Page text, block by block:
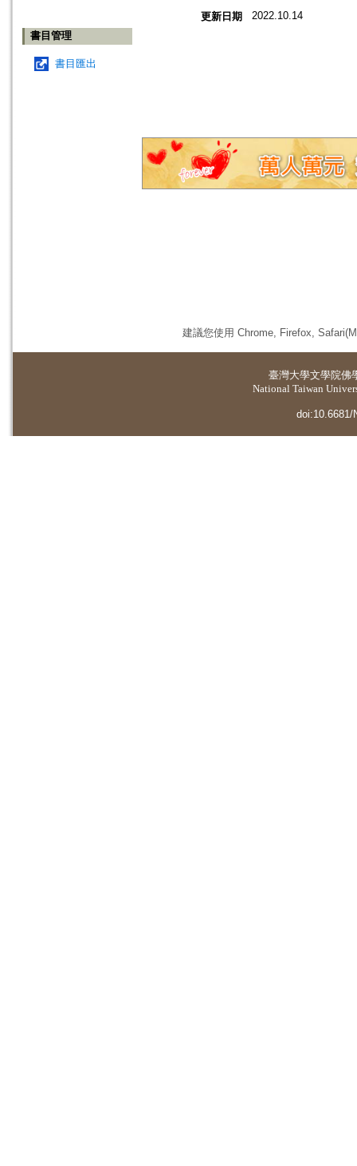
書目管理
書目匯出
更新日期 2022.10.14
建議您使用 Chrome, Firefox,
臺灣大學文學院佛
National Taiwan
doi:10.6681/